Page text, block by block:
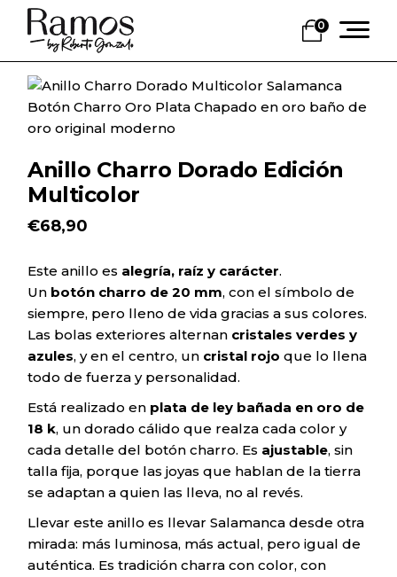
Skip
content
0
Anillo Charro Dorado Edición
Multicolor
€68,90
Este anillo es alegría, raíz y carácter.
Un botón charro de 20 mm, con el símbolo de
siempre, pero lleno de vida gracias a sus colores.
Las bolas exteriores alternan cristales verdes y
azules, y en el centro, un cristal rojo que lo llena
todo de fuerza y personalidad.
Está realizado en plata de ley bañada en oro de
18 k, un dorado cálido que realza cada color y
cada detalle del botón charro. Es ajustable, sin
talla fija, porque las joyas que hablan de la tierra
se adaptan a quien las lleva, no al revés.
Llevar este anillo es llevar Salamanca desde otra
mirada: más luminosa, más actual, pero igual de
auténtica. Es tradición charra con color, con